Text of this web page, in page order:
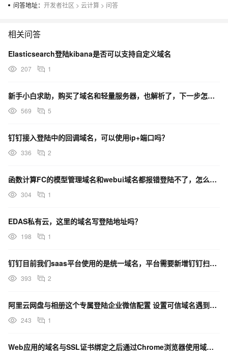
问答地址： 开发者社区 > 云计算 > 问答
相关问答
Elasticsearch登陆kibana是否可以支持自定义域名
207 1
新手小白求助，购买了域名和轻量服务器，也解析了，下一步怎么办，怎么开始搭建网站？首次登陆的账号和密码
569 5
钉钉接入登陆中的回调域名，可以使用ip+端口吗？
336 2
函数计算FC的模型管理域名和webui域名都报错登陆不了，怎么回事？
304 1
EDAS私有云，这里的域名写登陆地址吗？
198 1
钉钉目前我们saas平台使用的是统一域名，平台需要新增钉钉扫码登陆的方式，这种情况有什么解决方案吗？
393 2
阿里云网盘与相册这个专属登陆企业微信配置 设置可信域名遇到这个问题 有办法解决吗？
243 1
Web应用的域名与SSL证书绑定之后通过Chrome浏览器使用域名访问网站失败